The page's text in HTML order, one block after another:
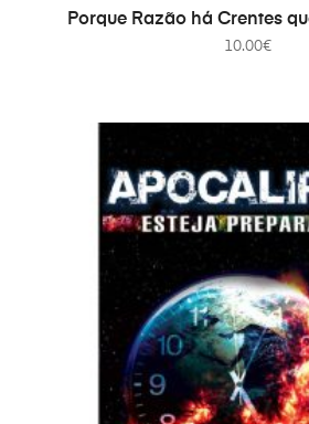
ADICIONAR
Porque Razão há Crentes
10.00€